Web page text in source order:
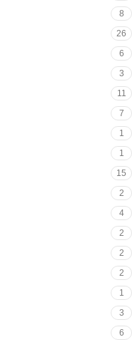
8
26
6
3
11
7
1
1
15
2
4
2
2
2
1
3
6